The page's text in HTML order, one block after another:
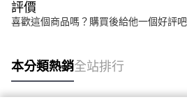
評價
喜歡這個商品嗎？購買後給他一個好評吧
本分類熱銷全站排行